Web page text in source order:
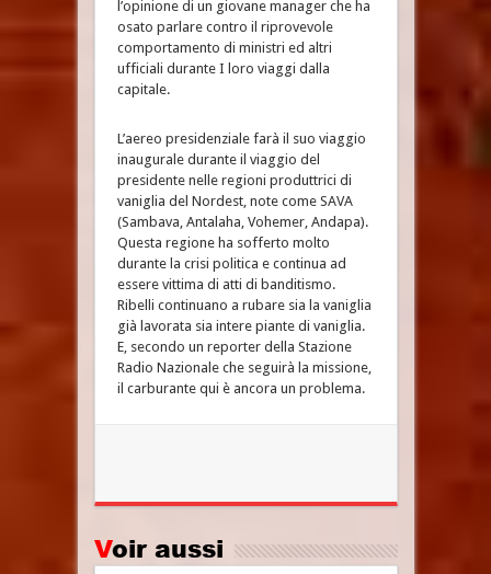
l’opinione di un giovane manager che ha
osato parlare contro il riprovevole
comportamento di ministri ed altri
ufficiali durante I loro viaggi dalla
capitale.
L’aereo presidenziale farà il suo viaggio
inaugurale durante il viaggio del
presidente nelle regioni produttrici di
vaniglia del Nordest, note come SAVA
(Sambava, Antalaha, Vohemer, Andapa).
Questa regione ha sofferto molto
durante la crisi politica e continua ad
essere vittima di atti di banditismo.
Ribelli continuano a rubare sia la vaniglia
già lavorata sia intere piante di vaniglia.
E, secondo un reporter della Stazione
Radio Nazionale che seguirà la missione,
il carburante qui è ancora un problema.
Voir aussi